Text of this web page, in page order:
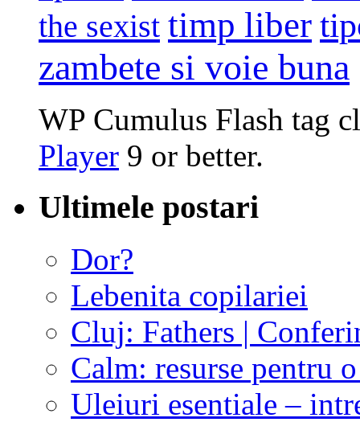
the sexist timp liber
zambete si voie buna
WP Cumulus Flash tag
Player 9 or better.
Ultimele postari
Dor?
Lebenita copilariei
Cluj: Fathers |
Calm: resurse pentru
Uleiuri esentiale –